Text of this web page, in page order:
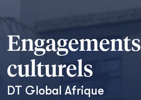
Engagements
culturels
DT Global Afrique